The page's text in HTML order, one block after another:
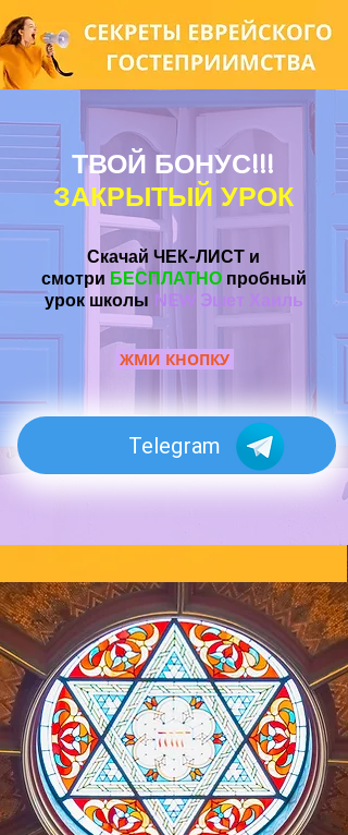
ТВОЙ БОНУС!!!
ЗАКРЫТЫЙ УРОК
Скачай ЧЕК-ЛИСТ и
смотри БЕСПЛАТНОпробный
урок школы NEW Эшет Хаиль
ЖМИ КНОПКУ
Telegram